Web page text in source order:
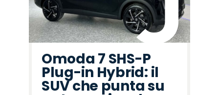
Omoda 7 SHS-P
Plug-in Hybrid: il
SUV che punta su